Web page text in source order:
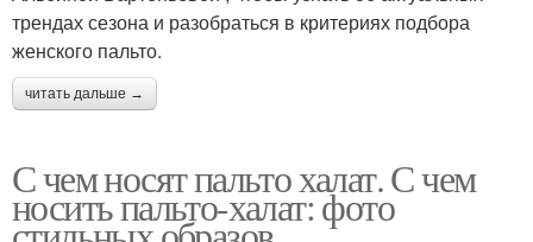
трендах сезона и разобраться в критериях подбора
женского пальто.
читать дальше →
С чем носят пальто халат. С чем
носить пальто-халат: фото